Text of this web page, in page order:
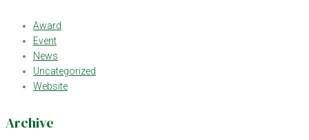
Award
Event
News
Uncategorized
Website
Archive